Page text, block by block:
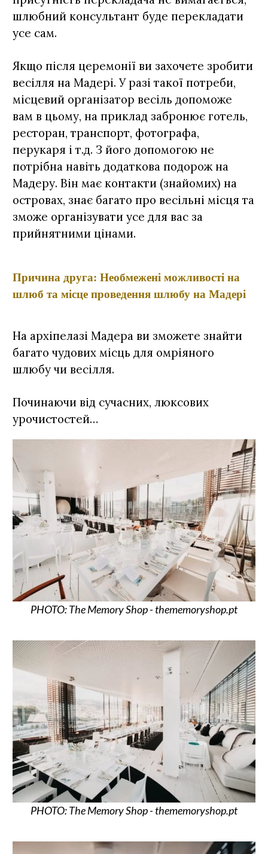
шлюбний консультант буде перекладати
усе сам.
Якщо після церемонії ви захочете зробити
весілля на Мадері. У разі такої потреби,
місцевий організатор весіль допоможе
вам в цьому, на приклад забронює готель,
ресторан, транспорт, фотографа,
перукаря і т.д. З його допомогою не
потрібна навіть додаткова подорож на
Мадеру. Він має контакти (знайомих) на
островах, знає багато про весільні місця та
зможе організувати усе для вас за
прийнятними цінами.
Причина друга: Необмежені можливості на
шлюб та місце проведення шлюбу на Мадері
На архіпелазі Мадера ви зможете знайти
багато чудових місць для омріяного
шлюбу чи весілля.
Починаючи від сучасних, люксових
урочистостей…
PHOTO: The Memory Shop - thememoryshop.pt
PHOTO: The Memory Shop - thememoryshop.pt